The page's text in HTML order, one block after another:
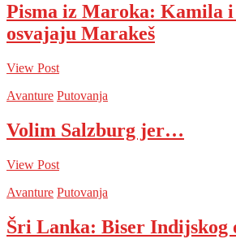
Pisma iz Maroka: Kamila
osvajaju Marakeš
View Post
Avanture Putovanja
Volim Salzburg jer…
View Post
Avanture Putovanja
Šri Lanka: Biser Indijskog